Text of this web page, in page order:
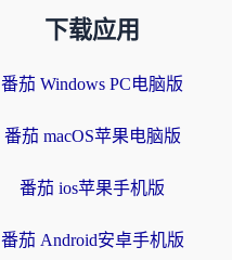
下载应用
番茄 Windows PC电脑版
番茄 macOS苹果电脑版
番茄 ios苹果手机版
番茄 Android安卓手机版